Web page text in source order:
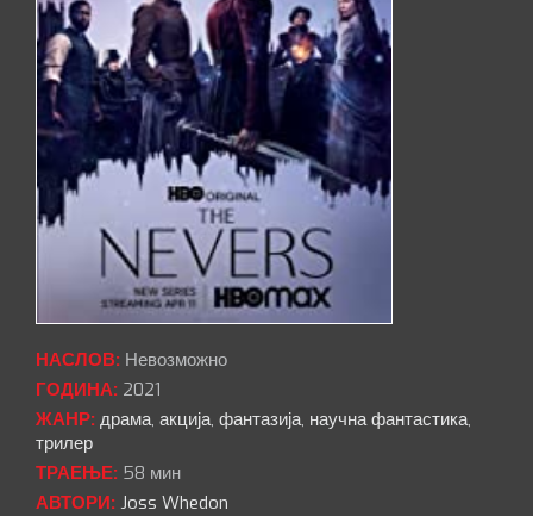
НАСЛОВ: Невозможно
ГОДИНА: 2021
ЖАНР: драма, акција, фантазија, научна фантастика,
трилер
ТРАЕЊЕ: 58 мин
АВТОРИ: Joss Whedon